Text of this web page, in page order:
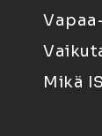
Mikä